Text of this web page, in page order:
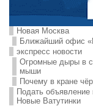
Новая Москва
Ближайший офис
экспресс новости
Огромные дыры в
мыши
Почему в кране
Подать объявление
Новые Ватутинки